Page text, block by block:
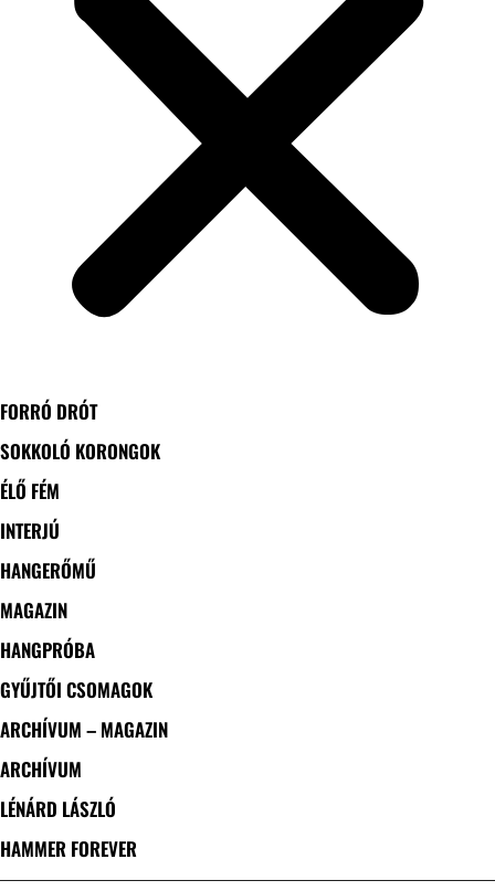
FORRÓ DRÓT
SOKKOLÓ KORONGOK
ÉLŐ FÉM
INTERJÚ
HANGERŐMŰ
MAGAZIN
HANGPRÓBA
GYŰJTŐI CSOMAGOK
ARCHÍVUM – MAGAZIN
ARCHÍVUM
LÉNÁRD LÁSZLÓ
HAMMER FOREVER